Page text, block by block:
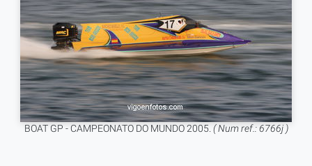
BOAT GP - CAMPEONATO DO MUNDO 2005. ( Num ref.: 6766j )